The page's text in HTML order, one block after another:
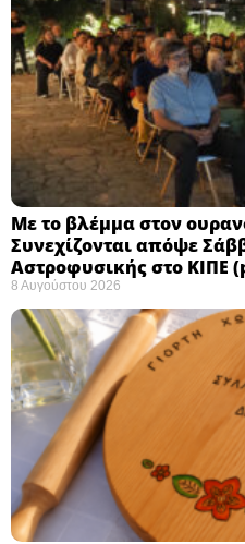
Με το βλέμμα στον
Συνεχίζονται απόψε
Αστροφυσικής στο ΚΙΠΕ
8 Αυγούστου 2026